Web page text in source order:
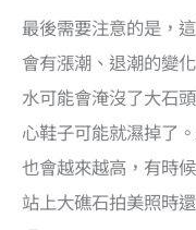
最後需要注意的是，
會有漲潮、退潮的變
水可能會淹沒了大石
心鞋子可能就濕掉了
也會越來越高，有時
站上大礁石拍美照時